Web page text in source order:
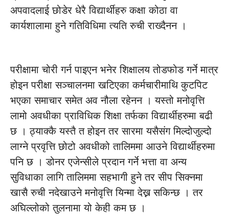
अपवादलाई छोडेर धेरै विद्यार्थीहरु कक्षा कोठा वा
कार्यशालामा हुने गतिविधिमा त्यति रुची राख्दैनन ।
परीक्षामा चोरी गर्न पाइएन भनेर शिक्षालय तोडफोड गर्ने मात्र
होइन परीक्षा सञ्चालनमा खटिएका कर्मचारीमाथि कुटपिट
भएका समाचार समेत अव नौला रहेनन । यस्तो मनोवृत्ति
लामो अवधीका प्राविधिक शिक्षा तर्फका विद्यार्थीहरुमा बढी
छ । ठ्याक्कै यस्तै त होइन तर सारमा यसैसंग मिल्दोजुल्दो
लाग्ने प्रवृत्ति छोटो अवधीको तालिममा आउने विद्यार्थीहरुमा
पनि छ । डोनर एजेन्सीले प्रदान गर्ने भत्ता वा अन्य
सुविधाका लागि तालिममा सहभागी हुने तर सीप सिक्नमा
खासै रुची नदेखाउने मनोवृत्ति यिन्मा देख्न सकिन्छ । तर
अघिल्लोको तुलनामा यो केही कम छ ।